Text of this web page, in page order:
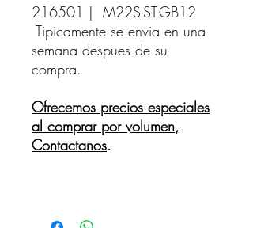
216501 |  M22S-ST-GB12
Tipicamente se envia en una
semana despues de su
compra.
Ofrecemos precios especiales
al comprar por volumen,
Contactanos.